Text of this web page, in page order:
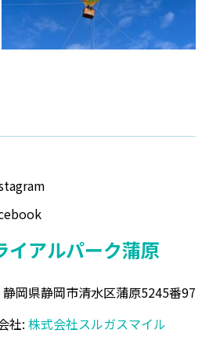
イアルパーク蒲原
岡県静岡市清水区蒲原5245番97
社: 株式会社スルガスマイル